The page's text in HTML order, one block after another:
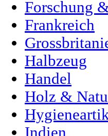
Forschung
Frankreich
Halbzeug
Handel
Holz &
Indien